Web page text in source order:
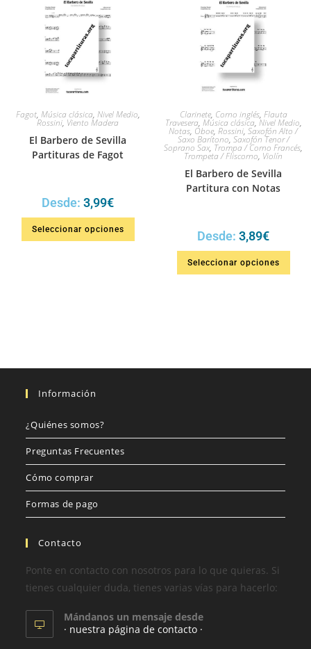
Fagot, Música clásica, Nivel Medio,
Rossini, Viento Madera
El Barbero de Sevilla
Partituras de Fagot
Desde: 3,99€
Seleccionar opciones
Clarinete, Corno inglés, Flauta
Travesera, Música clásica, Nivel Medio,
Notas, Oboe, Rossini, Saxofón Alto /
Saxo Barítono, Saxofón Tenor /
Soprano Sax, Trompa / Corno Francés,
Trompeta / Fliscorno, Violín
El Barbero de Sevilla
Partitura con Notas
Desde: 3,89€
Seleccionar opciones
Información
¿Quiénes somos?
Preguntas Frecuentes
Cómo comprar
Formas de pago
Contacto
Ponte en contacto con nosotros para lo que quieras. Si
tienes cualquier duda, tienes varias vías para hacerlo:
Mándanos un mensaje desde
· nuestra página de contacto ·